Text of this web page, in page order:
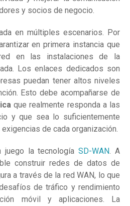
y socios de negocio.
en múltiples escenarios. Por
en primera instancia que
en las instalaciones de la
Los enlaces dedicados son
puedan tener altos niveles
Esto debe acompañarse de
que realmente responda a las
y que sea lo suficientemente
de cada organización.
juego la tecnologíaSD-WAN. A
construir redes de datos de
a través de la red WAN, lo que
de tráfico y rendimiento
móvil y aplicaciones. La